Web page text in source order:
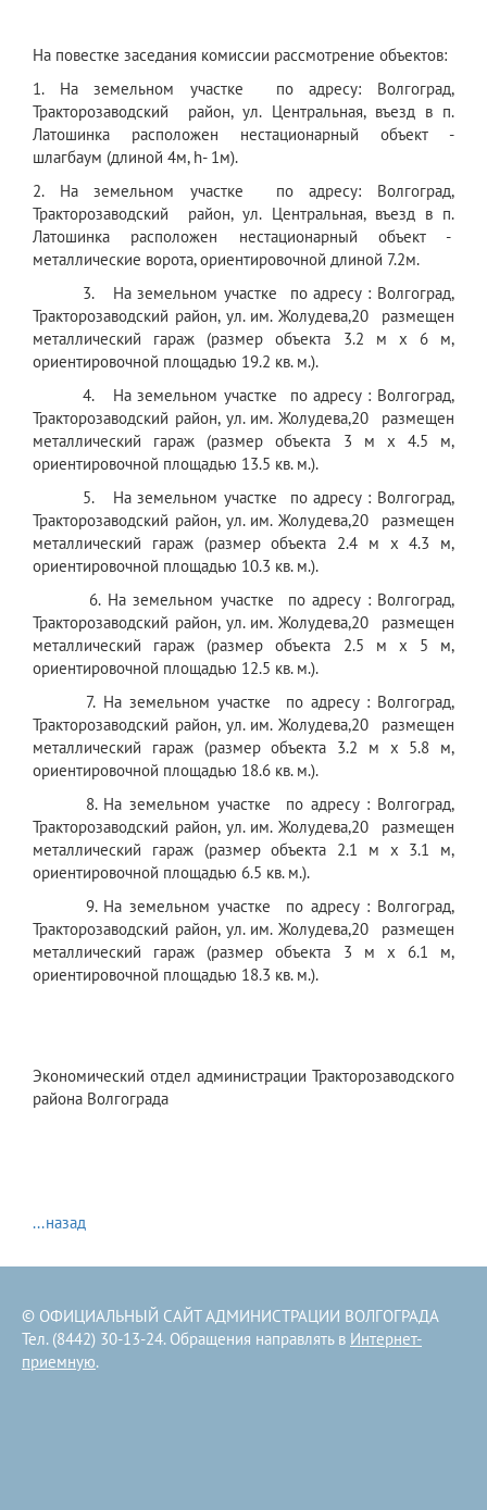
На повестке заседания комиссии рассмотрение объектов:
1. На земельном участке по адресу: Волгоград,
Тракторозаводский район, ул. Центральная, въезд в п.
Латошинка расположен нестационарный объект -
шлагбаум (длиной 4м, h- 1м).
2. На земельном участке по адресу: Волгоград,
Тракторозаводский район, ул. Центральная, въезд в п.
Латошинка расположен нестационарный объект -
металлические ворота, ориентировочной длиной 7.2м.
3. На земельном участке по адресу : Волгоград,
Тракторозаводский район, ул. им. Жолудева,20 размещен
металлический гараж (размер объекта 3.2 м x 6 м,
ориентировочной площадью 19.2 кв. м.).
4. На земельном участке по адресу : Волгоград,
Тракторозаводский район, ул. им. Жолудева,20 размещен
металлический гараж (размер объекта 3 м x 4.5 м,
ориентировочной площадью 13.5 кв. м.).
5. На земельном участке по адресу : Волгоград,
Тракторозаводский район, ул. им. Жолудева,20 размещен
металлический гараж (размер объекта 2.4 м x 4.3 м,
ориентировочной площадью 10.3 кв. м.).
6. На земельном участке по адресу : Волгоград,
Тракторозаводский район, ул. им. Жолудева,20 размещен
металлический гараж (размер объекта 2.5 м x 5 м,
ориентировочной площадью 12.5 кв. м.).
7. На земельном участке по адресу : Волгоград,
Тракторозаводский район, ул. им. Жолудева,20 размещен
металлический гараж (размер объекта 3.2 м x 5.8 м,
ориентировочной площадью 18.6 кв. м.).
8. На земельном участке по адресу : Волгоград,
Тракторозаводский район, ул. им. Жолудева,20 размещен
металлический гараж (размер объекта 2.1 м x 3.1 м,
ориентировочной площадью 6.5 кв. м.).
9. На земельном участке по адресу : Волгоград,
Тракторозаводский район, ул. им. Жолудева,20 размещен
металлический гараж (размер объекта 3 м x 6.1 м,
ориентировочной площадью 18.3 кв. м.).
Экономический отдел администрации Тракторозаводского
района Волгограда
...назад
© ОФИЦИАЛЬНЫЙ САЙТ АДМИНИСТРАЦИИ ВОЛГОГРАДА
Тел. (8442) 30-13-24. Обращения направлять в Интернет-
приемную.